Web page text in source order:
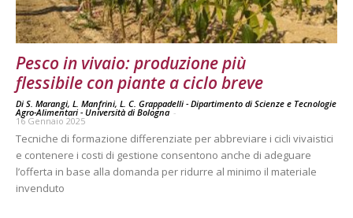
Pesco in vivaio: produzione più
flessibile con piante a ciclo breve
Di S. Marangi, L. Manfrini, L. C. Grappadelli - Dipartimento di Scienze e Tecnologie
Agro-Alimentari - Università di Bologna -
16 Gennaio 2025
Tecniche di formazione differenziate per abbreviare i cicli vivaistici
e contenere i costi di gestione consentono anche di adeguare
l’offerta in base alla domanda per ridurre al minimo il materiale
invenduto